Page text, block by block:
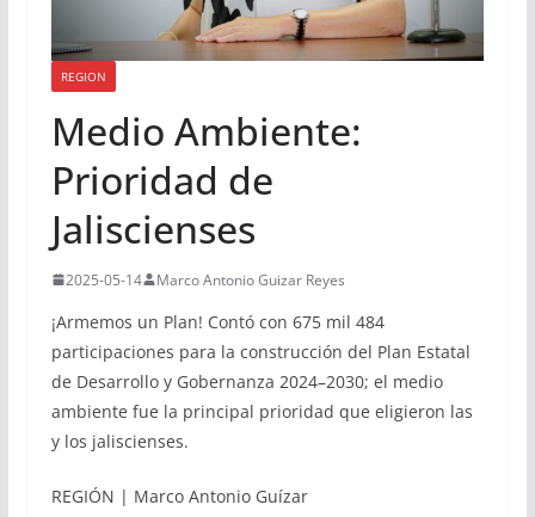
REGION
Medio Ambiente:
Prioridad de
Jaliscienses
2025-05-14 Marco Antonio Guizar Reyes
¡Armemos un Plan! Contó con 675 mil 484
participaciones para la construcción del Plan Estatal
de Desarrollo y Gobernanza 2024–2030; el medio
ambiente fue la principal prioridad que eligieron las
y los jaliscienses.
REGIÓN | Marco Antonio Guízar